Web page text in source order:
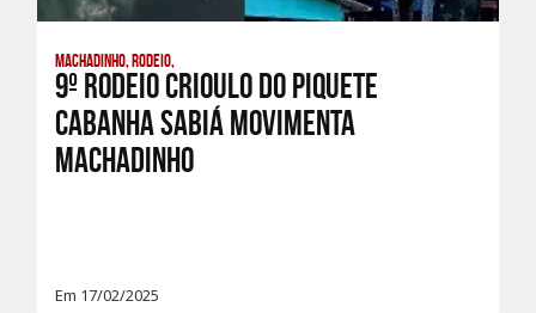
Machadinho, Rodeio,
9º Rodeio Crioulo do Piquete
Cabanha Sabiá movimenta
Machadinho
Em 17/02/2025